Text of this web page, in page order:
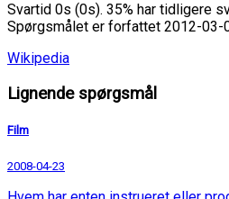
Svartid 0s (0s). 35% har tidligere
Spørgsmålet er forfattet 2012-03-
Wikipedia
Lignende spørgsmål
Film
2008-04-23